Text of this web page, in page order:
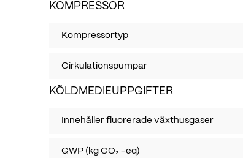
KOMPRESSOR
Kompressortyp
Cirkulationspumpar
KÖLDMEDIEUPPGIFTER
Innehåller fluorerade växthusgaser
GWP (kg CO₂ -eq)